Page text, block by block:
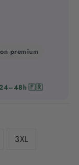
premium
24–48h 🇫🇷
3XL